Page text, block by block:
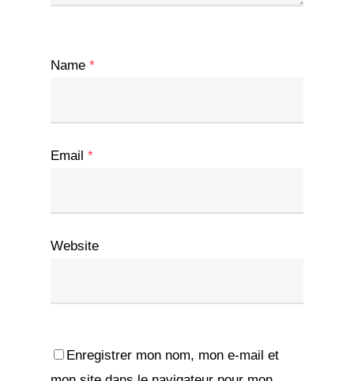
Name *
Email *
Website
Enregistrer mon nom, mon e-mail et